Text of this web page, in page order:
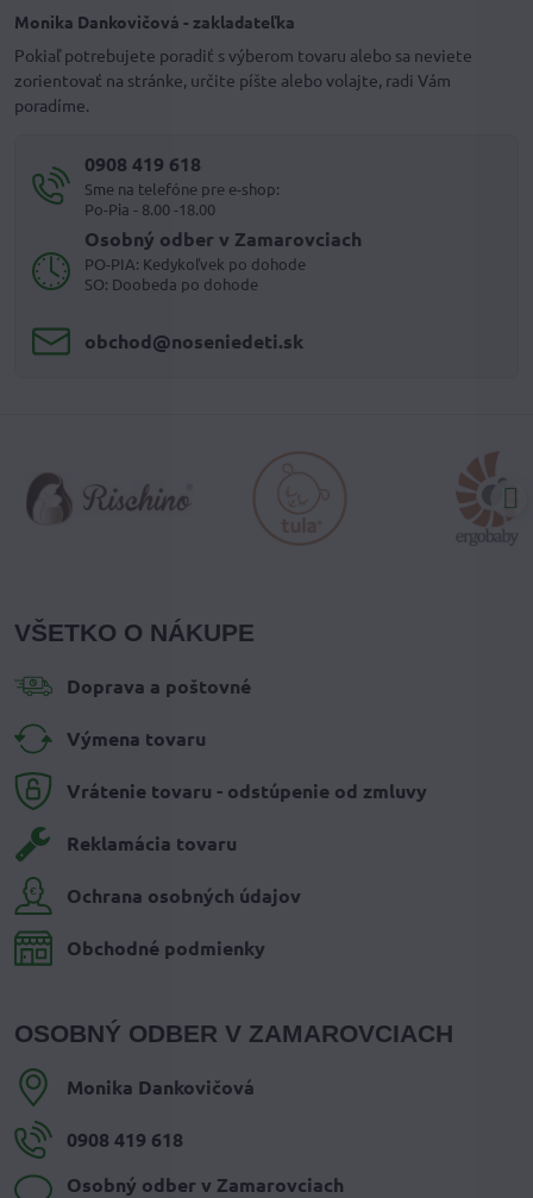
Monika Dankovičová - zakladateľka
Pokiaľ potrebujete poradiť s výberom tovaru alebo sa neviete
zorientovať na stránke, určite píšte alebo volajte, radi Vám
poradíme.
0908 419 618
Sme na telefóne pre e-shop:
Po-Pia - 8.00 -18.00
Osobný odber v Zamarovciach
PO-PIA: Kedykoľvek po dohode
SO: Doobeda po dohode
obchod​@noseniedeti​.sk
VŠETKO O NÁKUPE
Doprava a poštovné
Výmena tovaru
Vrátenie tovaru - odstúpenie od zmluvy
Reklamácia tovaru
Ochrana osobných údajov
Obchodné podmienky
OSOBNÝ ODBER V ZAMAROVCIACH
Monika Dankovičová
0908 419 618
Osobný odber v Zamarovciach